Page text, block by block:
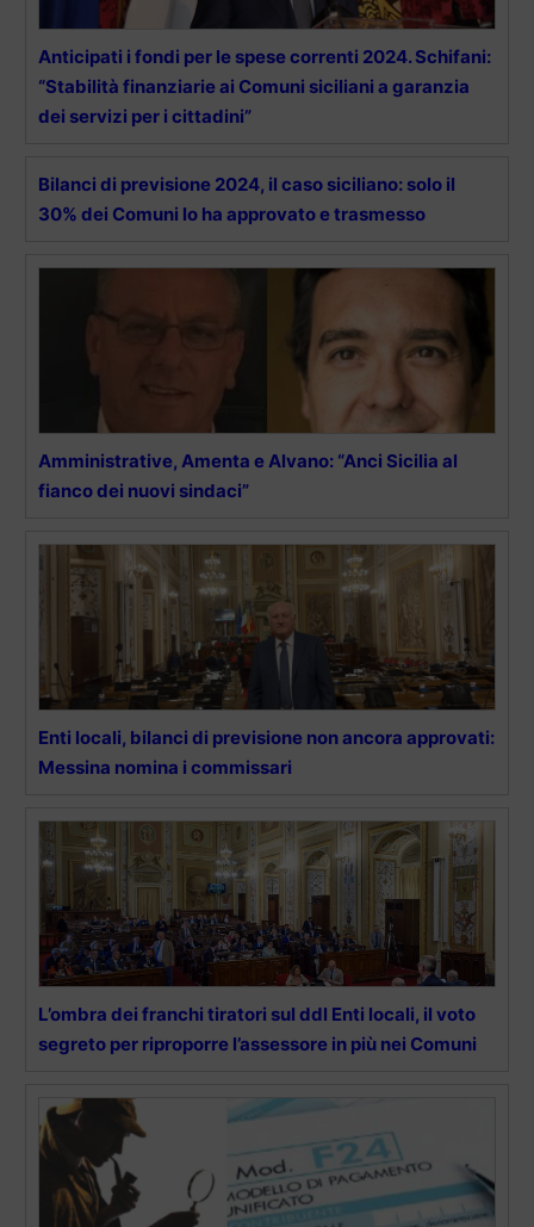
Anticipati i fondi per le spese correnti 2024. Schifani:
“Stabilità finanziarie ai Comuni siciliani a garanzia
dei servizi per i cittadini”
Bilanci di previsione 2024, il caso siciliano: solo il
30% dei Comuni lo ha approvato e trasmesso
Amministrative, Amenta e Alvano: “Anci Sicilia al
fianco dei nuovi sindaci”
Enti locali, bilanci di previsione non ancora approvati:
Messina nomina i commissari
L’ombra dei franchi tiratori sul ddl Enti locali, il voto
segreto per riproporre l’assessore in più nei Comuni